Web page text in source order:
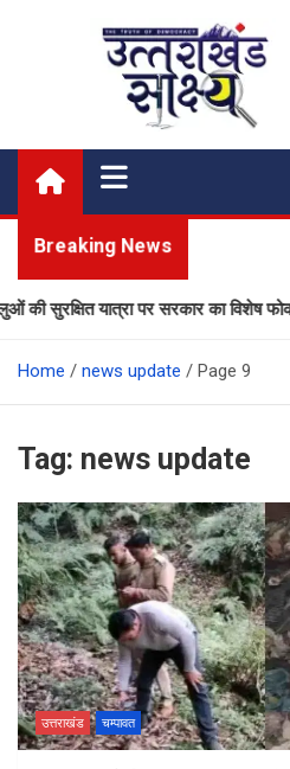
Uttarakhand
My News Portal
Breaking News
यात्रा पर सरकार का विशेष फोकस
Home news update Page 9
Tag: news update
उत्तराखंड चम्पावत